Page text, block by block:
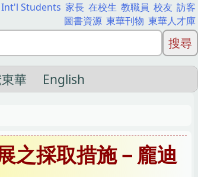
Int'l Students 家長 在校生 教職員 校友 訪客
圖書資源 東華刊物 東華人才庫
華 English
之採取措施－龐迪